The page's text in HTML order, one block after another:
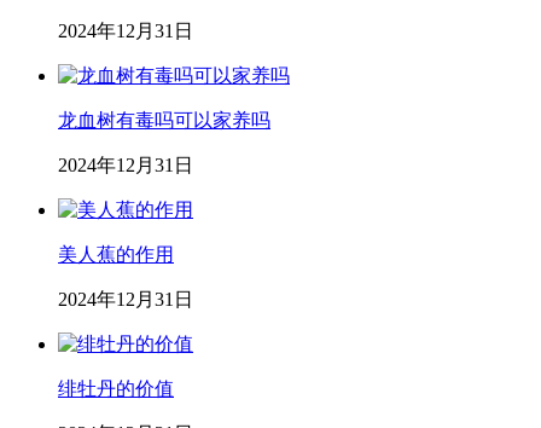
2024年12月31日
龙血树有毒吗可以家养吗
2024年12月31日
美人蕉的作用
2024年12月31日
绯牡丹的价值